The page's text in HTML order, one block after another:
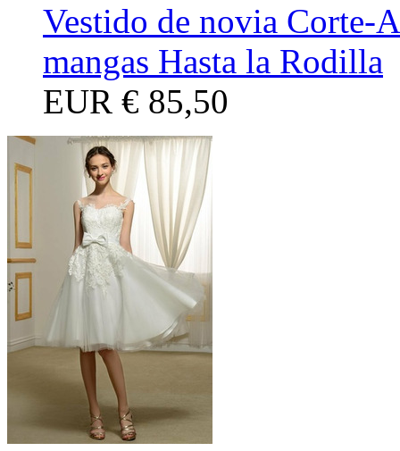
Vestido de novia Corte-
mangas Hasta la Rodilla
EUR € 85,50